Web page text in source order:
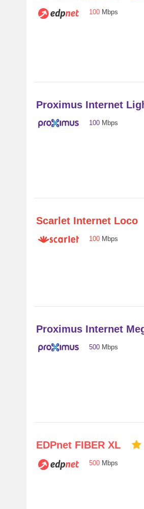
100Mbps
Proximus Internet
100Mbps
Scarlet Internet Loco
100Mbps
Proximus Internet
500Mbps
EDPnet FIBER XL
500Mbps